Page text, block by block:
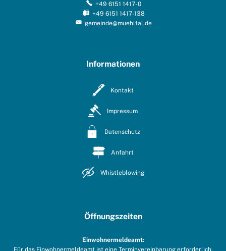
+49 6151 1417-0
+49 6151 1417-138
gemeinde@muehltal.de
Informationen
Kontakt
Impressum
Datenschutz
Anfahrt
Whistleblowing
Öffnungszeiten
Einwohnermeldeamt: